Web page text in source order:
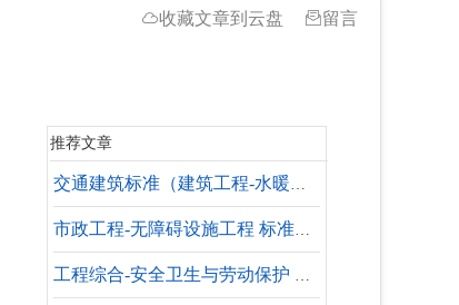
收藏文章到云盘 留言
推荐文章
交通建筑标准（建筑工程-水暖专业-设计依据）
市政工程-无障碍设施工程 标准大全
工程综合-安全卫生与劳动保护 标准大全